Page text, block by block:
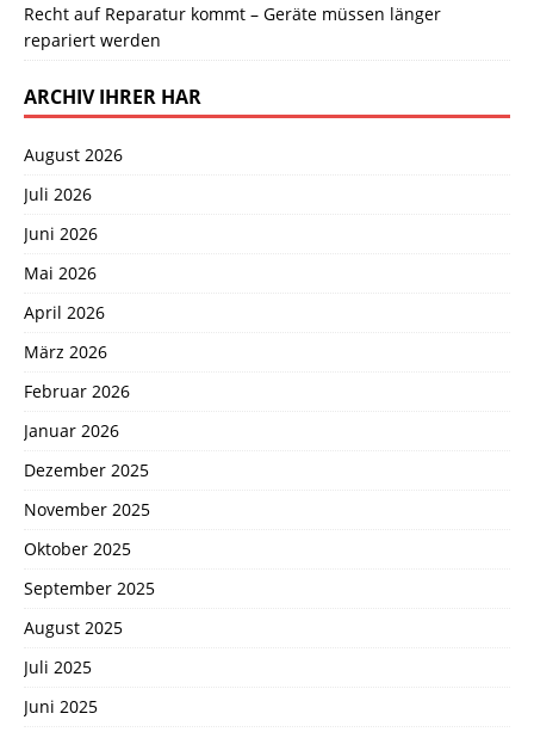
Recht auf Reparatur kommt – Geräte müssen länger
repariert werden
ARCHIV IHRER HAR
August 2026
Juli 2026
Juni 2026
Mai 2026
April 2026
März 2026
Februar 2026
Januar 2026
Dezember 2025
November 2025
Oktober 2025
September 2025
August 2025
Juli 2025
Juni 2025